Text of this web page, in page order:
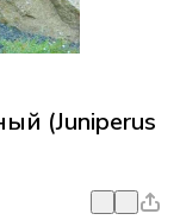
(Juniperus